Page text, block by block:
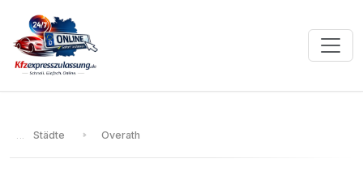
Städte Overath